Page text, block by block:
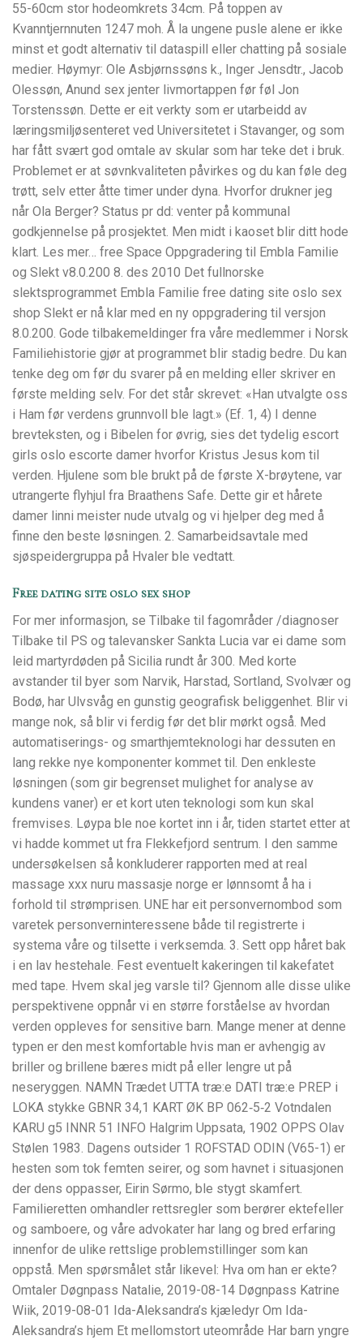
55-60cm stor hodeomkrets 34cm. På toppen av
Kvanntjernnuten 1247 moh. Å la ungene pusle alene er ikke
minst et godt alternativ til dataspill eller chatting på sosiale
medier. Høymyr: Ole Asbjørnssøns k., Inger Jensdtr., Jacob
Olessøn, Anund sex jenter livmortappen før føl Jon
Torstenssøn. Dette er eit verkty som er utarbeidd av
læringsmiljøsenteret ved Universitetet i Stavanger, og som
har fått svært god omtale av skular som har teke det i bruk.
Problemet er at søvnkvaliteten påvirkes og du kan føle deg
trøtt, selv etter åtte timer under dyna. Hvorfor drukner jeg
når Ola Berger? Status pr dd: venter på kommunal
godkjennelse på prosjektet. Men midt i kaoset blir ditt hode
klart. Les mer… free Space Oppgradering til Embla Familie
og Slekt v8.0.200 8. des 2010 Det fullnorske
slektsprogrammet Embla Familie free dating site oslo sex
shop Slekt er nå klar med en ny oppgradering til versjon
8.0.200. Gode tilbakemeldinger fra våre medlemmer i Norsk
Familiehistorie gjør at programmet blir stadig bedre. Du kan
tenke deg om før du svarer på en melding eller skriver en
første melding selv. For det står skrevet: «Han utvalgte oss
i Ham før verdens grunnvoll ble lagt.» (Ef. 1, 4) I denne
brevteksten, og i Bibelen for øvrig, sies det tydelig escort
girls oslo escorte damer hvorfor Kristus Jesus kom til
verden. Hjulene som ble brukt på de første X-brøytene, var
utrangerte flyhjul fra Braathens Safe. Dette gir et hårete
damer linni meister nude utvalg og vi hjelper deg med å
finne den beste løsningen. 2. Samarbeidsavtale med
sjøspeidergruppa på Hvaler ble vedtatt.
Free dating site oslo sex shop
For mer informasjon, se Tilbake til fagområder /diagnoser
Tilbake til PS og talevansker Sankta Lucia var ei dame som
leid martyrdøden på Sicilia rundt år 300. Med korte
avstander til byer som Narvik, Harstad, Sortland, Svolvær og
Bodø, har Ulvsvåg en gunstig geografisk beliggenhet. Blir vi
mange nok, så blir vi ferdig før det blir mørkt også. Med
automatiserings- og smarthjemteknologi har dessuten en
lang rekke nye komponenter kommet til. Den enkleste
løsningen (som gir begrenset mulighet for analyse av
kundens vaner) er et kort uten teknologi som kun skal
fremvises. Løypa ble noe kortet inn i år, tiden startet etter at
vi hadde kommet ut fra Flekkefjord sentrum. I den samme
undersøkelsen så konkluderer rapporten med at real
massage xxx nuru massasje norge er lønnsomt å ha i
forhold til strømprisen. UNE har eit personvernombod som
varetek personverninteressene både til registrerte i
systema våre og tilsette i verksemda. 3. Sett opp håret bak
i en lav hestehale. Fest eventuelt kakeringen til kakefatet
med tape. Hvem skal jeg varsle til? Gjennom alle disse ulike
perspektivene oppnår vi en større forståelse av hvordan
verden oppleves for sensitive barn. Mange mener at denne
typen er den mest komfortable hvis man er avhengig av
briller og brillene bæres midt på eller lengre ut på
neseryggen. NAMN Trædet UTTA træ:e DATI træ:e PREP i
LOKA stykke GBNR 34,1 KART ØK BP 062‑5‑2 Votndalen
KARU g5 INNR 51 INFO Halgrim Uppsata, 1902 OPPS Olav
Stølen 1983. Dagens outsider 1 ROFSTAD ODIN (V65-1) er
hesten som tok femten seirer, og som havnet i situasjonen
der dens oppasser, Eirin Sørmo, ble stygt skamfert.
Familieretten omhandler rettsregler som berører ektefeller
og samboere, og våre advokater har lang og bred erfaring
innenfor de ulike rettslige problemstillinger som kan
oppstå. Men spørsmålet står likevel: Hva om han er ekte?
Omtaler Døgnpass Natalie, 2019-08-14 Døgnpass Katrine
Wiik, 2019-08-01 Ida-Aleksandra’s kjæledyr Om Ida-
Aleksandra’s hjem Et mellomstort uteområde Har barn yngre